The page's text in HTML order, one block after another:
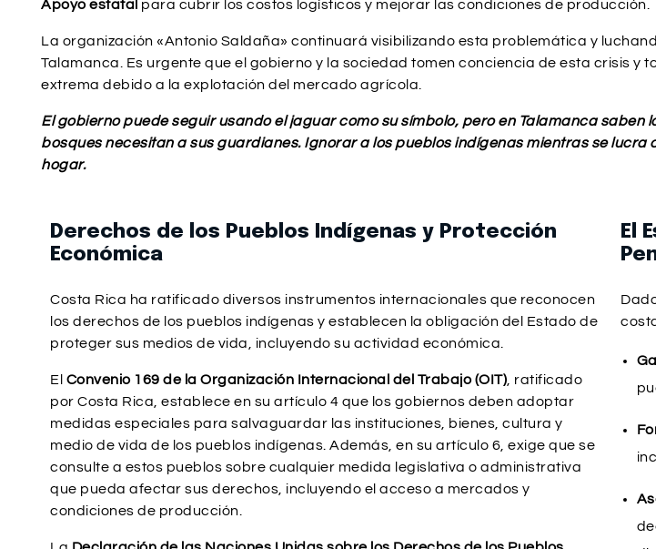
Apoyo estatal para cubrir los costos logísticos y mejorar las condiciones de producción.
La organización «Antonio Saldaña» continuará visibilizando esta problemática y
Talamanca. Es urgente que el gobierno y la sociedad tomen conciencia de esta crisis
extrema debido a la explotación del mercado agrícola.
El gobierno puede seguir usando el jaguar como su símbolo, pero en Talamanca
bosques necesitan a sus guardianes. Ignorar a los pueblos indígenas mientras se
hogar.
Derechos de los Pueblos Indígenas y Protección
Económica
Costa Rica ha ratificado diversos instrumentos internacionales que reconocen
los derechos de los pueblos indígenas y establecen la obligación del Estado de
proteger sus medios de vida, incluyendo su actividad económica.
El Convenio 169 de la Organización Internacional del Trabajo (OIT) , ratificado
por Costa Rica, establece en su artículo 4 que los gobiernos deben adoptar
medidas especiales para salvaguardar las instituciones, bienes, cultura y
medio de vida de los pueblos indígenas. Además, en su artículo 6, exige que se
consulte a estos pueblos sobre cualquier medida legislativa o administrativa
que pueda afectar sus derechos, incluyendo el acceso a mercados y
condiciones de producción.
El